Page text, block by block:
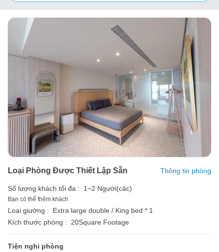
Loại Phòng Được Thiết Lập Sẵn Thông tin phòng
Số lượng khách tối đa : 1~2 Người(các)
Bạn có thể thêm khách
Loại giường :
Extra large double / King bed * 1
Kích thước phòng :
20Square Footage
Tiện nghi phòng